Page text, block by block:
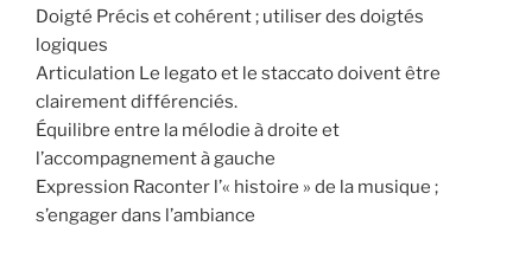
Doigté Précis et cohérent ; utiliser des doigtés
logiques
Articulation Le legato et le staccato doivent être
clairement différenciés.
Équilibre entre la mélodie à droite et
l’accompagnement à gauche
Expression Raconter l’« histoire » de la musique ;
s’engager dans l’ambiance